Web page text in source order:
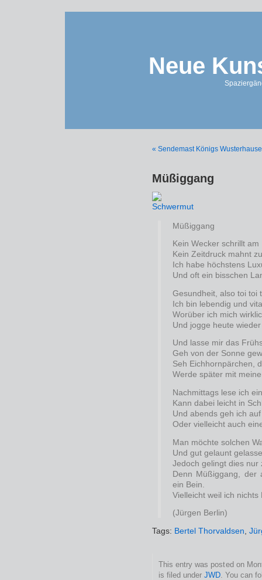
Neue
« Sendemast Königs
Müßiggang
Müßiggang
Kein Wecker schrillt am
Kein Zeitdruck mahnt
Ich habe höchstens
Und oft ein bisschen
Gesundheit, also toi toi
Ich bin lebendig und
Worüber ich mich
Und jogge heute
Und lasse mir das
Geh von der Sonne
Seh Eichhornpärchen,
Werde später mit
Nachmittags lese ich
Kann dabei leicht in
Und abends geh ich
Oder vielleicht auch
Man möchte solchen
Und gut gelaunt
Jedoch gelingt dies nur
Denn Müßiggang, der
ein Bein.
Vielleicht weil ich nichts
(Jürgen Berlin)
Tags: Bertel Thorvaldsen
This entry was posted on
is filed under JWD . You can